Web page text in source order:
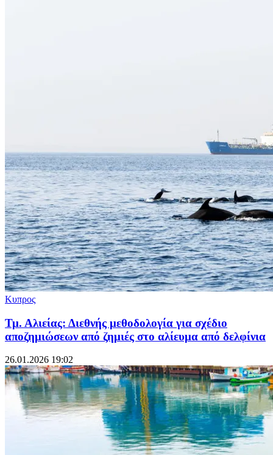
Κυπρος
Τμ. Αλιείας: Διεθνής μεθοδολογία για σχέδιο
αποζημιώσεων από ζημιές στο αλίευμα από δελφίνια
26.01.2026 19:02